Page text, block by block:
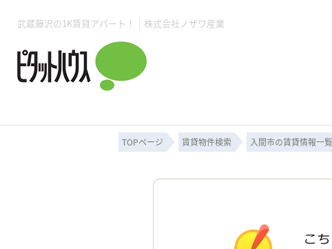
武蔵藤沢の1K賃貸アパート！｜株式会社ノザワ産業
売却の流れ
所沢賃貸TOP
月極駐車場 事業用物件 コン
賃貸管理業務
入居者様用ページTOP
売買物件一覧
無料売却査定
必要な書類
会社概要
ピタットハウス所沢店 ピタットハウス小
ご来店予約
TOPページ 賃貸物件検索 入間市の賃貸情報一覧